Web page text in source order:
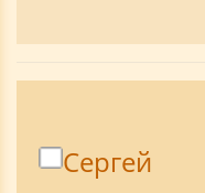
Сергей